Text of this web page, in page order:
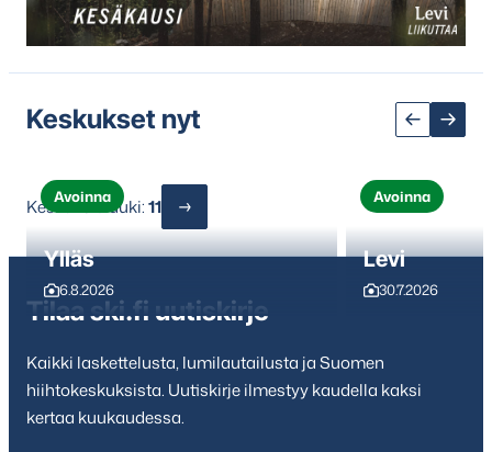
sisältöön
Keskukset nyt
Ylläs
6.8.2026
Avoinna
Levi
30.7.2026
Avoinna
Keskuksia auki:11
Tilaa ski.fi uutiskirje
Kaikki laskettelusta, lumilautailusta ja Suomen
hiihtokeskuksista. Uutiskirje ilmestyy kaudella kaksi
kertaa kuukaudessa.